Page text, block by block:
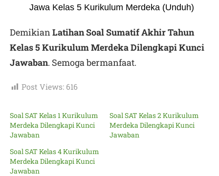
Jawa Kelas 5 Kurikulum Merdeka (Unduh)
DemikianLatihan Soal Sumatif Akhir Tahun
Kelas 5 Kurikulum Merdeka Dilengkapi Kunci
Jawaban. Semoga bermanfaat.
Post Views: 616
Soal SAT Kelas 1 Kurikulum
Merdeka Dilengkapi Kunci
Jawaban
Soal SAT Kelas 2 Kurikulum
Merdeka Dilengkapi Kunci
Jawaban
Soal SAT Kelas 4 Kurikulum
Merdeka Dilengkapi Kunci
Jawaban